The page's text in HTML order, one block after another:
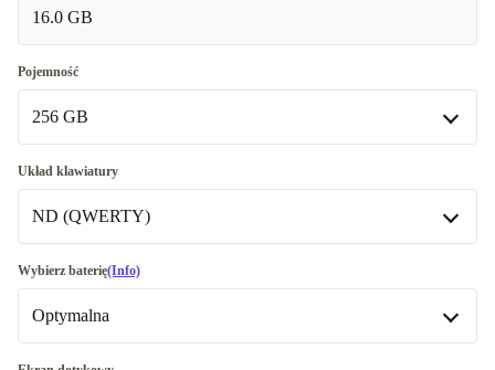
16.0 GB
Pojemność
256 GB
256 GB
512 GB +453,05 zł
1000 GB
Dostępne w innych wariantach
480 GB
Układ klawiatury
ND (QWERTY)
ND (QWERTY)
UK (QWERTY) +350,03 zł
Wybierz baterię(Info)
Optymalna